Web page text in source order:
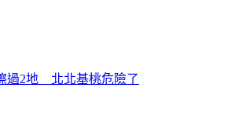
！享年46歲 粉專證實噩耗